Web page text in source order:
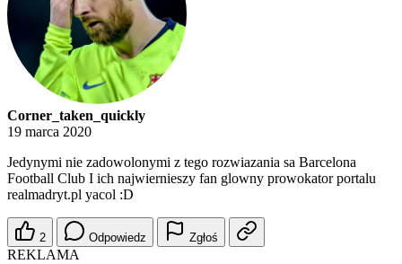
Corner_taken_quickly
19 marca 2020
Jedynymi nie zadowolonymi z tego rozwiazania sa Barcelona
Football Club I ich najwiernieszy fan glowny prowokator portalu
realmadryt.pl yacol :D
2 Odpowiedz Zgłoś
REKLAMA